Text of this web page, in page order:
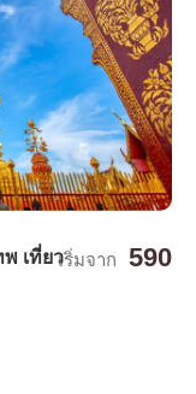
เที่ยวเริ่มจาก 590